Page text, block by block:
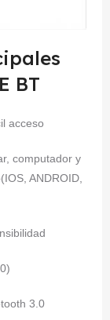
BT
acceso
computador y
ANDROID,
3.0